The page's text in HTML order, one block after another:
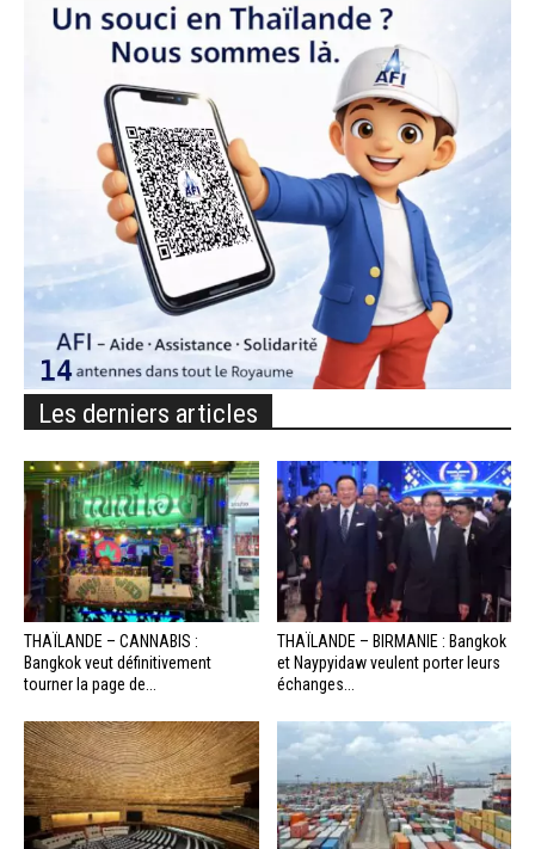
Les derniers articles
THAÏLANDE – CANNABIS :
Bangkok veut définitivement
tourner la page de...
THAÏLANDE – BIRMANIE : Bangkok
et Naypyidaw veulent porter leurs
échanges...